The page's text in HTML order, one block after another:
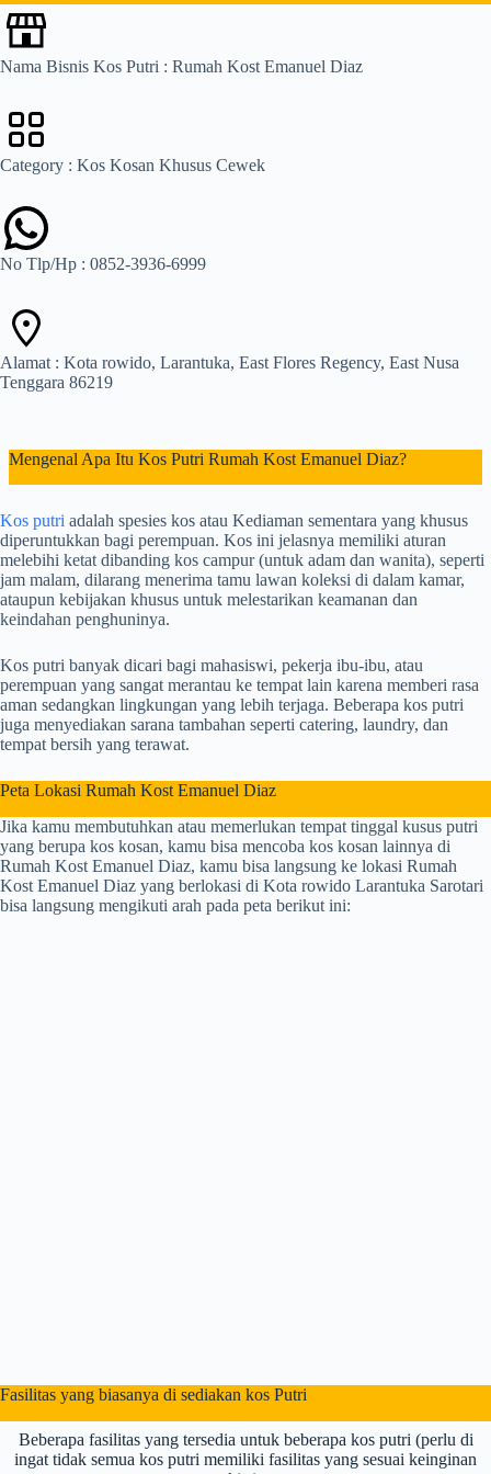
Nama Bisnis Kos Putri : Rumah Kost Emanuel Diaz
Category : Kos Kosan Khusus Cewek
No Tlp/Hp : 0852-3936-6999
Alamat : Kota rowido, Larantuka, East Flores Regency, East Nusa
Tenggara 86219
Mengenal Apa Itu Kos Putri Rumah Kost Emanuel Diaz?
Kos putri adalah spesies kos atau Kediaman sementara yang khusus
diperuntukkan bagi perempuan. Kos ini jelasnya memiliki aturan
melebihi ketat dibanding kos campur (untuk adam dan wanita), seperti
jam malam, dilarang menerima tamu lawan koleksi di dalam kamar,
ataupun kebijakan khusus untuk melestarikan keamanan dan
keindahan penghuninya.
Kos putri banyak dicari bagi mahasiswi, pekerja ibu-ibu, atau
perempuan yang sangat merantau ke tempat lain karena memberi rasa
aman sedangkan lingkungan yang lebih terjaga. Beberapa kos putri
juga menyediakan sarana tambahan seperti catering, laundry, dan
tempat bersih yang terawat.
Peta Lokasi Rumah Kost Emanuel Diaz
Jika kamu membutuhkan atau memerlukan tempat tinggal kusus putri
yang berupa kos kosan, kamu bisa mencoba kos kosan lainnya di
Rumah Kost Emanuel Diaz, kamu bisa langsung ke lokasi Rumah
Kost Emanuel Diaz yang berlokasi di Kota rowido Larantuka Sarotari
bisa langsung mengikuti arah pada peta berikut ini:
Fasilitas yang biasanya di sediakan kos Putri
Beberapa fasilitas yang tersedia untuk beberapa kos putri (perlu di
ingat tidak semua kos putri memiliki fasilitas yang sesuai keinginan